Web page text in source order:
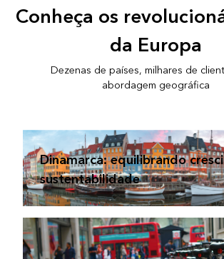
Conheça os
da Europa
Dezenas de países, milhares de
abordagem geográfica
Dinamarca: equilibrando
sustentabilidade